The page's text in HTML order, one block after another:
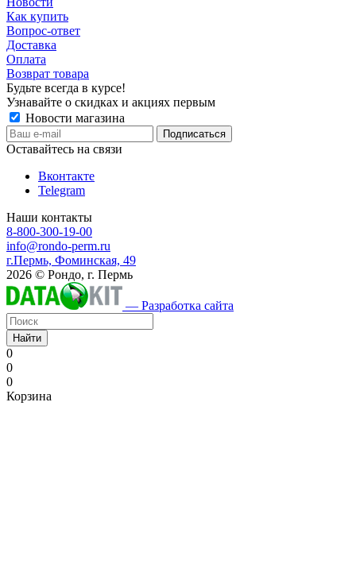
Как купить
Вопрос-ответ
Доставка
Оплата
Возврат товара
Будьте всегда в курсе!
Узнавайте о скидках и акциях первым
Новости магазина
Оставайтесь на связи
Вконтакте
Telegram
Наши контакты
8-800-300-19-00
info@rondo-perm.ru
г.Пермь, Фоминская, 49
2026 © Рондо, г. Пермь
— Разработка сайта
Найти
0
0
0
Корзина